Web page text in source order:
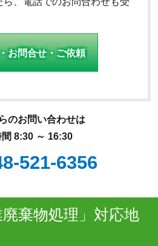
お問合せ・ご依頼
のお問い合わせは
間 8:30 ～ 16:30
521-6356
棄物処理」対応地